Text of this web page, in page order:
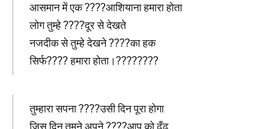
आसमान में एक ????आशियाना हमारा होता
लोग तुम्हे ????दूर से देखते
नजदीक से तुम्हे देखने ????का हक
सिर्फ???? हमारा होता।????????
तुम्हारा सपना ????उसी दिन पूरा होगा
जिस दिन तुमने अपने ????आप को ढूँढ